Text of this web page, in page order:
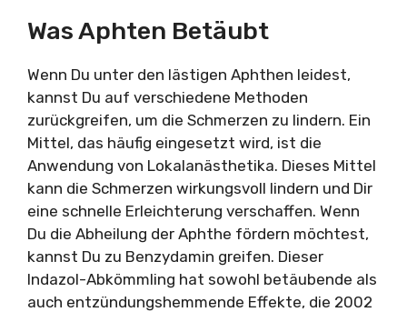
Was Aphten Betäubt
Wenn Du unter den lästigen Aphthen leidest,
kannst Du auf verschiedene Methoden
zurückgreifen, um die Schmerzen zu lindern. Ein
Mittel, das häufig eingesetzt wird, ist die
Anwendung von Lokalanästhetika. Dieses Mittel
kann die Schmerzen wirkungsvoll lindern und Dir
eine schnelle Erleichterung verschaffen. Wenn
Du die Abheilung der Aphthe fördern möchtest,
kannst Du zu Benzydamin greifen. Dieser
Indazol-Abkömmling hat sowohl betäubende als
auch entzündungshemmende Effekte, die 2002